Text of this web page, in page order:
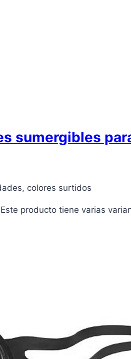
sumergibles
colores surtidos
Este producto tiene varias